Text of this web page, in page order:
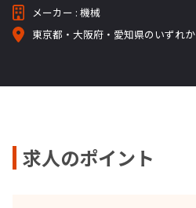
メーカー : 機械
東京都・大阪府・愛知県のいずれか
求人のポイント